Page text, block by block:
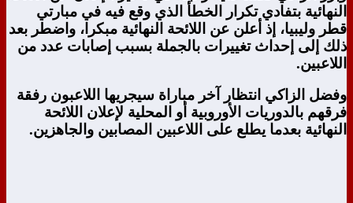
النهائية بتفادي تكرار الخطأ الذي وقع فيه في مبارتي
قطر وليبيا، إذ أعلن عن اللائحة النهائية مبكرا، واضطر بعد
ذلك إلى إحداث تغييرات بالجملة بسبب إصابات عدد من
اللاعبين.
وفضل الزاكي انتظار آخر مباراة سيجريها اللاعبون رفقة
فرقهم بالدوريات الأوروبية أو المحلية لإعلان اللائحة
النهائية بعدما يطلع على اللاعبين المصابين والجاهزين.